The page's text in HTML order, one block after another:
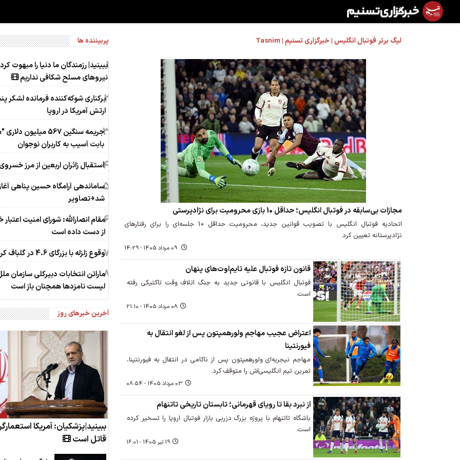
لیگ برتر فوتبال انگلیس | خبرگزاری تسنیم | Tasnim
مجازات بی‌سابقه در فوتبال انگلیس؛ حداقل 10 بازی محرومیت برای نژادپرستی
اتحادیه فوتبال انگلیس با تصویب قوانین جدید، محرومیت حداقل 10 جلسه‌ای را برای رفتارهای
نژادپرستانه تعیین کرد.
قانون تازه فوتبال علیه تایم‌اوت‌های پنهان
فوتبال انگلیس با قانونی جدید به جنگ اتلاف وقت تاکتیکی رفته
است.
08 مرداد 1405 - 21:10
اعتراض عجیب مهاجم ولورهمپتون پس از لغو انتقال به
فیورنتینا
مهاجم نیجریه‌ای ولورهمپتون پس از ناکامی در انتقال به فیورنتینا،
تمرین تیم انگلیسی‌اش را متوقف کرد.
03 مرداد 1405 - 08:54
از نبرد بقا تا رویای قهرمانی؛ تابستان تاریخی تاتنهام
باشگاه تاتنهام با پروژه بزرگ دزربی بازار فوتبال اروپا را تسخیر کرده
است.
19 تير 1405 - 16:01
پربیننده ها
1ببینید| رزمندگان ما دنیا را مبهوت
نیروهای مسلح شکافی نداریم
2برکناری شوکه‌کننده فرمانده لشکر
ارتش آمریکا در اروپا
3
جریمه سنگین 567 میلیون
بابت آسیب به کاربران نوجوان
4استقبال زائران اربعین از مرز
5ساماندهی آرامگاه حسین پناهی
شد+تصاویر
6مقام انصارالله: شورای امنیت اعتبار
از دست داده است
7وقوع زلزله با بزرگای 4.6 در گلباف کرمان
8ماراتن انتخابات دبیرکلی سازمان
لیست نامزدها همچنان باز است
آخرین خبرهای روز
ببینید|پزشکیان: آمریکا
قاتل است